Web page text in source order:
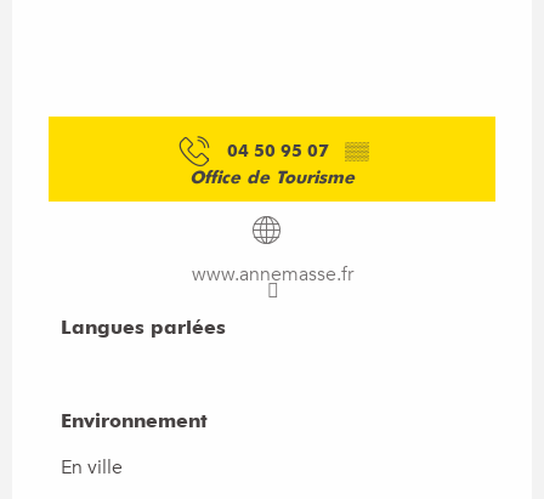
04 50 95 07 ▒▒
Office de Tourisme
www.annemasse.fr
Langues parlées
Langues parlées
Environnement
Environnement
En ville